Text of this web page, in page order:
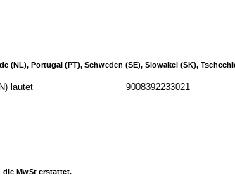
(NL), Portugal (PT), Schweden (SE), Slowakei (SK),
GLN) lautet 9008392233021
MwSt erstattet.